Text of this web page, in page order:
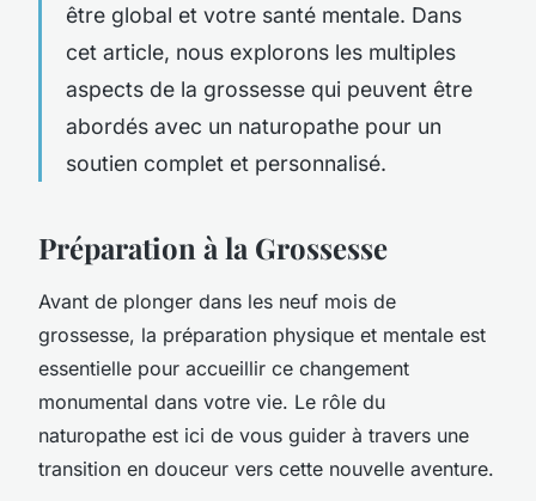
être global et votre santé mentale. Dans
cet article, nous explorons les multiples
aspects de la grossesse qui peuvent être
abordés avec un naturopathe pour un
soutien complet et personnalisé.
Préparation à la Grossesse
Avant de plonger dans les neuf mois de
grossesse, la préparation physique et mentale est
essentielle pour accueillir ce changement
monumental dans votre vie. Le rôle du
naturopathe est ici de vous guider à travers une
transition en douceur vers cette nouvelle aventure.